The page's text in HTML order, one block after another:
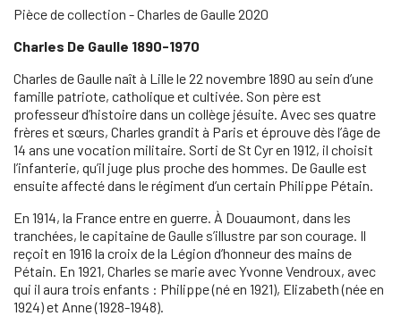
Pièce de collection - Charles de Gaulle 2020
Charles De Gaulle 1890-1970
Charles de Gaulle naît à Lille le 22 novembre 1890 au sein d’une
famille patriote, catholique et cultivée. Son père est
professeur d’histoire dans un collège jésuite. Avec ses quatre
frères et sœurs, Charles grandit à Paris et éprouve dès l’âge de
14 ans une vocation militaire. Sorti de St Cyr en 1912, il choisit
l’infanterie, qu’il juge plus proche des hommes. De Gaulle est
ensuite affecté dans le régiment d’un certain Philippe Pétain.
En 1914, la France entre en guerre. À Douaumont, dans les
tranchées, le capitaine de Gaulle s’illustre par son courage. Il
reçoit en 1916 la croix de la Légion d’honneur des mains de
Pétain. En 1921, Charles se marie avec Yvonne Vendroux, avec
qui il aura trois enfants : Philippe (né en 1921), Elizabeth (née en
1924) et Anne (1928-1948).